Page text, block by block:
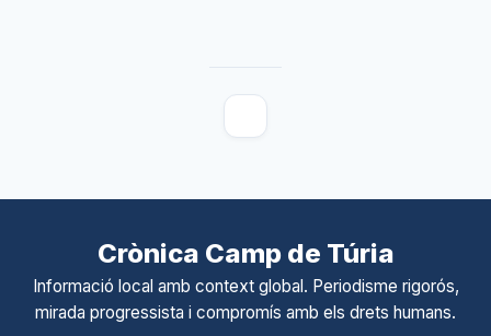
Crònica Camp de Túria
Informació local amb context global. Periodisme rigorós,
mirada progressista i compromís amb els drets humans.